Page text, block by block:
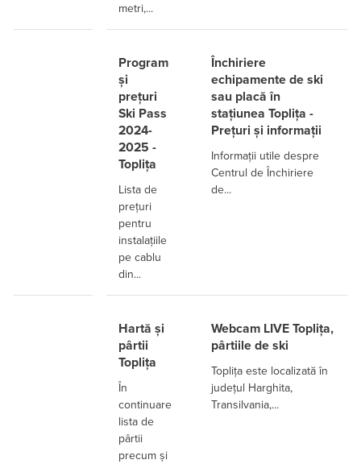
metri,...
Program
și
prețuri
Ski Pass
2024-
2025 -
Toplița
Lista de
prețuri
pentru
instalațiile
pe cablu
din...
Închiriere
echipamente de ski
sau placă în
stațiunea Toplița -
Prețuri și informații
Informații utile despre
Centrul de Închiriere
de...
Hartă și
pârtii
Toplița
În
continuare
lista de
pârtii
precum și
Webcam LIVE Toplița,
pârtiile de ski
Toplița este localizată în
județul Harghita,
Transilvania,...